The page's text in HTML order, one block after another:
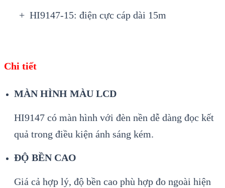
+ HI9147-15: điện cực cáp dài 15m
Chi tiết
MÀN HÌNH MÀU LCD
HI9147 có màn hình với đèn nền dễ dàng đọc kết
quả trong điều kiện ánh sáng kém.
ĐỘ BỀN CAO
Giá cả hợp lý, độ bền cao phù hợp đo ngoài hiện